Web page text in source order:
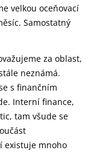
velkou oceňovací
Samostatný
za oblast,
neznámá.
s finančním
Interní finance,
tam všude se
existuje mnoho